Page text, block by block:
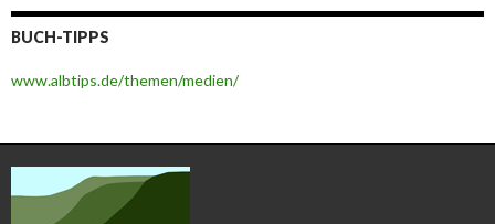
BUCH-TIPPS
www.albtips.de/themen/medien/